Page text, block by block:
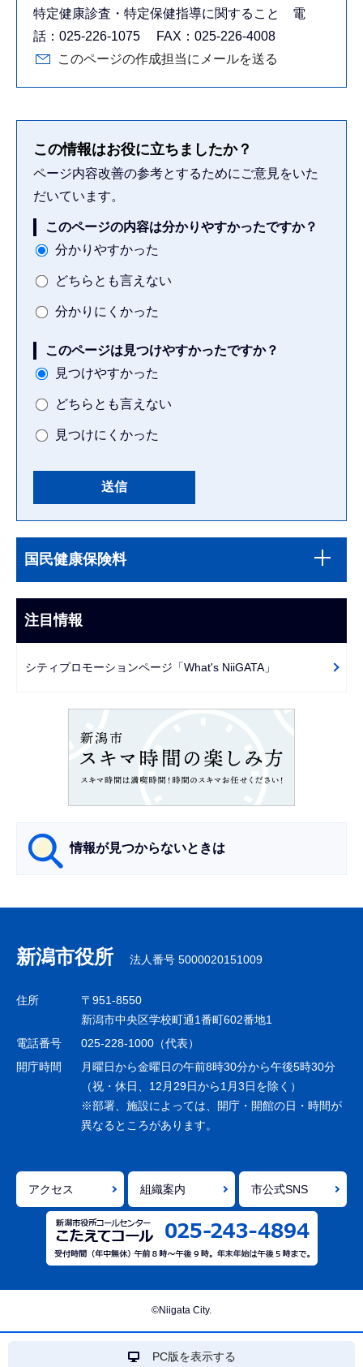
特定健康診査・特定保健指導に関すること 電
話：025-226-1075 FAX：025-226-4008
このページの作成担当にメールを送る
この情報はお役に立ちましたか？
ページ内容改善の参考とするためにご意見をいた
だいています。
このページの内容は分かりやすかったですか？
分かりやすかった
どちらとも言えない
分かりにくかった
このページは見つけやすかったですか？
見つけやすかった
どちらとも言えない
見つけにくかった
文
こ
ま
で
ブ
ビ
ー
国民健康保険料
注目情報
シティプロモーションページ「What's NiiGATA」
情報が見つからないときは
ナ
ビ
ゲ
シ
ョ
で
新潟市役所 法人番号 5000020151009
住所
〒951-8550
新潟市中央区学校町通1番町602番地1
電話番号
025-228-1000（代表）
開庁時間
月曜日から金曜日の午前8時30分から午後5時30分
（祝・休日、12月29日から1月3日を除く）
※部署、施設によっては、開庁・開館の日・時間が
異なるところがあります。
アクセス 組織案内 市公式SNS
©Niigata City.
PC版を表示する